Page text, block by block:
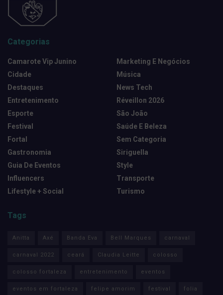
Categorias
Camarote Vip Junino
Cidade
Destaques
Entretenimento
Esporte
Festival
Fortal
Gastronomia
Guia De Eventos
Influencers
Lifestyle + Social
Marketing E Negócios
Música
News Tech
Réveillon 2026
São João
Saúde E Beleza
Sem Categoria
Siriguella
Style
Transporte
Turismo
Tags
Anitta Axé Banda Eva Bell Marques carnaval
carnaval 2022 ceará Claudia Leitte colosso
colosso fortaleza entretenimento eventos
eventos em fortaleza felipe amorim festival folia